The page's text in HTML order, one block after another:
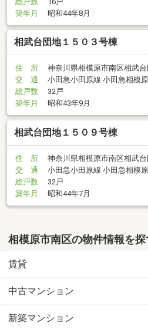
築年月
昭和44年8月
相武台団地１５０３号棟
住 所
神奈川県相模原市南区相武
交 通
小田急小田原線 小田急相模
総戸数
32戸
築年月
昭和43年9月
相武台団地１５０９号棟
住 所
神奈川県相模原市南区相武
交 通
小田急小田原線 小田急相模
総戸数
32戸
築年月
昭和44年7月
相模原市南区の物件情報を探
賃貸
中古マンション
新築マンション